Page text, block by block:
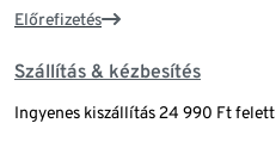
Előrefizetés
Szállítás & kézbesítés
Ingyenes kiszállítás 24 990 Ft felett